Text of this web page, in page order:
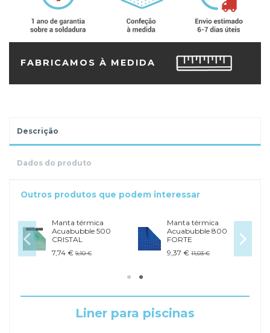
FABRICAMOS À MEDIDA
Descrição
Dados do produto
Outros produtos que podem interessar
Manta térmica
Acuabubble 500
CRISTAL
7,74 € 9,10 €
Manta térmica
Acuabubble 800
FORTE
9,37 € 11,03 €
Liner para piscinas